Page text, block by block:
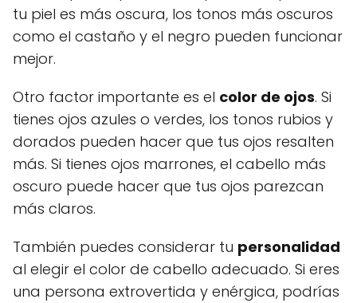
tu piel es más oscura, los tonos más oscuros
como el castaño y el negro pueden funcionar
mejor.
Otro factor importante es el color de ojos. Si
tienes ojos azules o verdes, los tonos rubios y
dorados pueden hacer que tus ojos resalten
más. Si tienes ojos marrones, el cabello más
oscuro puede hacer que tus ojos parezcan
más claros.
También puedes considerar tu personalidad
al elegir el color de cabello adecuado. Si eres
una persona extrovertida y enérgica, podrías